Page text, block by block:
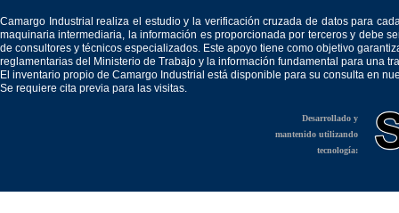
Camargo Industrial realiza el estudio y la verificación cruzada de datos para
maquinaria intermediaria, la información es proporcionada por terceros y debe
de consultores y técnicos especializados. Este apoyo tiene como objetivo
reglamentarias del Ministerio de Trabajo y la información fundamental para una
El inventario propio de Camargo Industrial está disponible para su consulta en
Se requiere cita previa para las visitas.
Desarrollado y
mantenido utilizando
tecnología: